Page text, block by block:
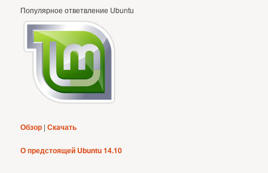
Популярное ответвление Ubuntu
Обзор |Скачать
О предстоящей Ubuntu 14.10